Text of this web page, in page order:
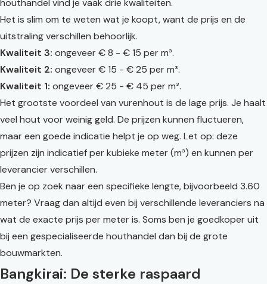
houthandel vind je vaak drie kwaliteiten.
Het is slim om te weten wat je koopt, want de prijs en de
uitstraling verschillen behoorlijk.
Kwaliteit 3: ongeveer € 8 - € 15 per m³.
Kwaliteit 2: ongeveer € 15 - € 25 per m³.
Kwaliteit 1: ongeveer € 25 - € 45 per m³.
Het grootste voordeel van vurenhout is de lage prijs. Je haalt
veel hout voor weinig geld. De prijzen kunnen fluctueren,
maar een goede indicatie helpt je op weg. Let op: deze
prijzen zijn indicatief per kubieke meter (m³) en kunnen per
leverancier verschillen.
Ben je op zoek naar een specifieke lengte, bijvoorbeeld 3.60
meter? Vraag dan altijd even bij verschillende leveranciers na
wat de exacte prijs per meter is. Soms ben je goedkoper uit
bij een gespecialiseerde houthandel dan bij de grote
bouwmarkten.
Bangkirai: De sterke raspaard